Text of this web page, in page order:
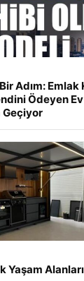
Adım: Emlak
Ödeyen
Geçiyor
Yaşam Alanları